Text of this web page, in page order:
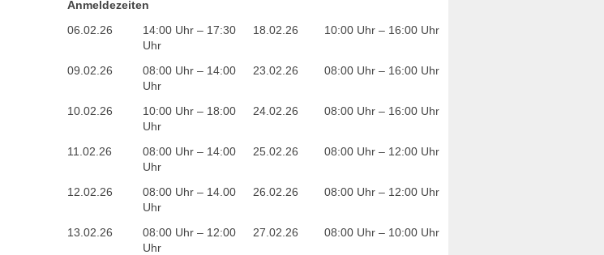
Anmeldezeiten
06.02.26
14:00 Uhr – 17:30
Uhr
18.02.26 10:00 Uhr – 16:00 Uhr
09.02.26
08:00 Uhr – 14:00
Uhr
23.02.26 08:00 Uhr – 16:00 Uhr
10.02.26
10:00 Uhr – 18:00
Uhr
24.02.26 08:00 Uhr – 16:00 Uhr
11.02.26
08:00 Uhr – 14:00
Uhr
25.02.26 08:00 Uhr – 12:00 Uhr
12.02.26
08:00 Uhr – 14.00
Uhr
26.02.26 08:00 Uhr – 12:00 Uhr
13.02.26
08:00 Uhr – 12:00
Uhr
27.02.26 08:00 Uhr – 10:00 Uhr